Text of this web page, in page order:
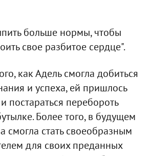
больше нормы, чтобы
свое разбитое сердце".
как Адель смогла добиться
и успеха, ей пришлось
постараться перебороть
Более того, в будущем
смогла стать своеобразным
для своих преданных